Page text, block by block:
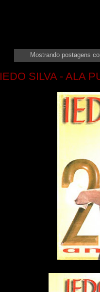
Mostrando postagens
IEDO SILVA - ALA